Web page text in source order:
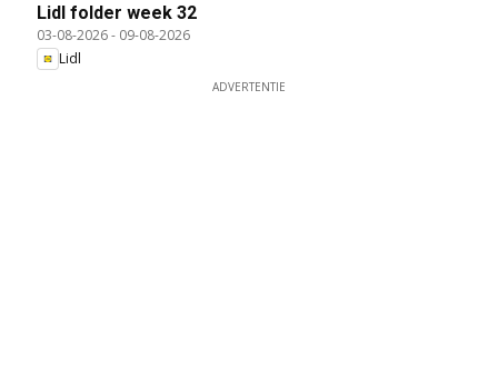
Lidl folder week 32
03-08-2026- 09-08-2026
Lidl
ADVERTENTIE